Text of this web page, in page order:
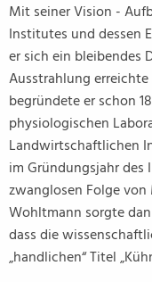
Mit seiner Vision -
Institutes und dessen
er sich ein bleibendes
Ausstrahlung
begründete er schon
physiologischen
Landwirtschaftlichen
im Gründungsjahr
zwanglosen Folge
Wohltmann sorgte
dass die
„handlichen“ Titel